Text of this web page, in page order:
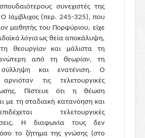
συνεχιστές της
Ιάμβλιχος (περ. 245-325), που
μαθητής του Πορφύριου, είχε
λόγια ως θεία αποκάλυψη,
τη θεουργίανκαι μάλιστα τη
από τη θεωρίαν, τη
σύλληψη και ενατένιση. Ο
τις τελετουργικές
Πίστευε ότι η θέωση
με τη σταδιακή κατανόηση και
τελετουργικές
Η διαφωνία τους δεν
το ζήτημα της γνώσης (στο